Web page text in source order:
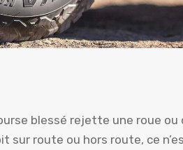
blessé rejette une roue ou
sur route ou hors route, ce